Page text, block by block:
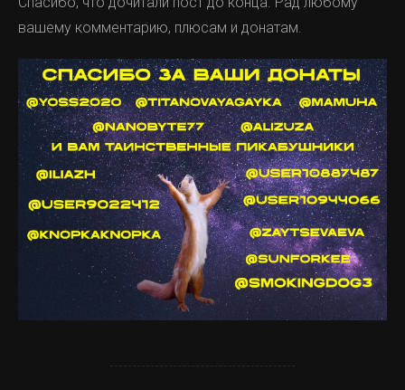
вашему комментарию, плюсам и донатам.